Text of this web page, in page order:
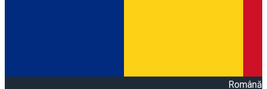
Română